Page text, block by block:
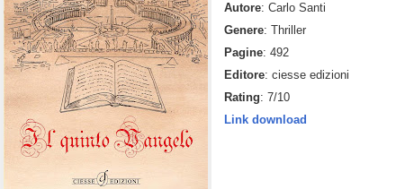
Autore: Carlo Santi
Genere: Thriller
Pagine: 492
Editore: ciesse edizioni
Rating: 7/10
Link download